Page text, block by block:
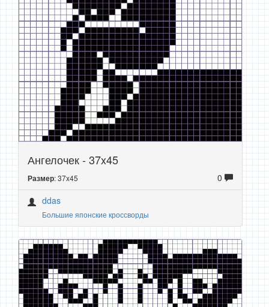
Ангелочек - 37x45
Размер: 37x45
0
ddas
Большие японские кроссворды